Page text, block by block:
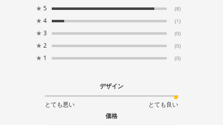
★ 5 (8)
★ 4 (1)
★ 3 (0)
★ 2 (0)
★ 1 (0)
デザイン
とても悪い
とても良い
価格